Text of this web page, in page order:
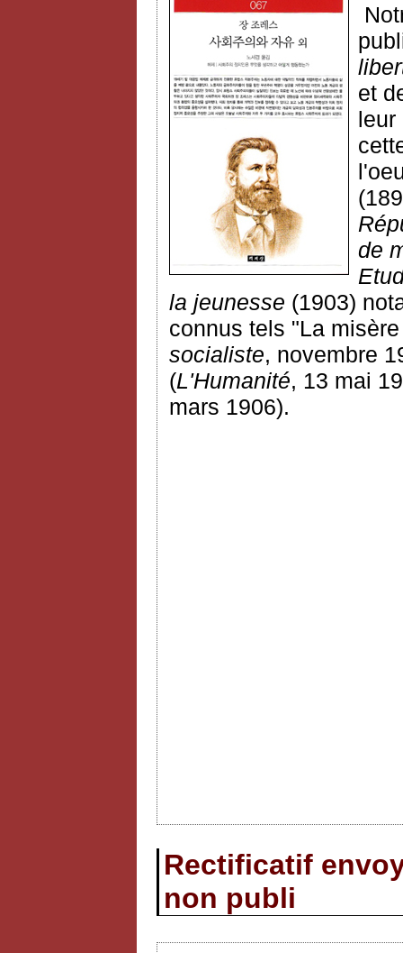
et
leur
de
la jeunesse (1903)
connus tels "La
socialiste, novembre
(L'Humanité, 13 mai
mars 1906).
Rectificatif
non publi